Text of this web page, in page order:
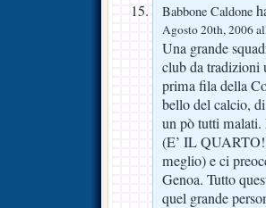
Babbone Caldone
Agosto 20th, 2006
Una grande
club da tradizioni
prima fila della
bello del calcio,
un pò tutti
(E’ IL
meglio) e ci
Genoa. Tutto
quel grande